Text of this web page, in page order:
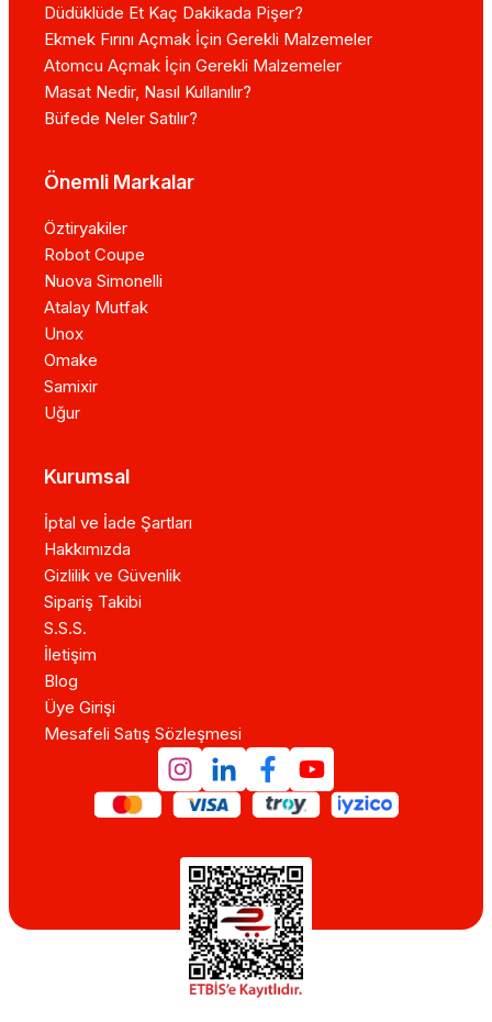
Düdüklüde Et Kaç Dakikada Pişer?
Ekmek Fırını Açmak İçin Gerekli Malzemeler
Atomcu Açmak İçin Gerekli Malzemeler
Masat Nedir, Nasıl Kullanılır?
Büfede Neler Satılır?
Önemli Markalar
Öztiryakiler
Robot Coupe
Nuova Simonelli
Atalay Mutfak
Unox
Omake
Samixir
Uğur
Kurumsal
İptal ve İade Şartları
Hakkımızda
Gizlilik ve Güvenlik
Sipariş Takibi
S.S.S.
İletişim
Blog
Üye Girişi
Mesafeli Satış Sözleşmesi